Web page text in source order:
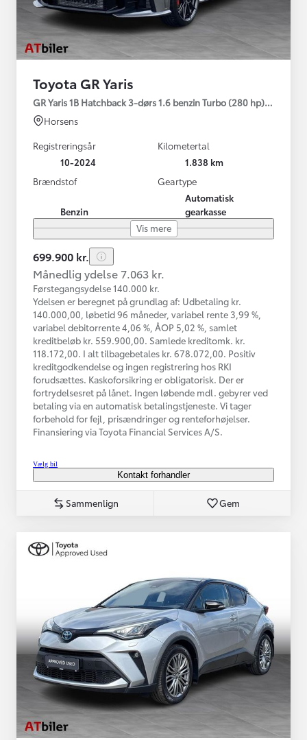
Toyota GR Yaris
GR Yaris 1B Hatchback 3-dørs 1.6 benzin Turbo (280 hp) Aut.
Horsens
Registreringsår
10-2024
Kilometertal
1.838 km
Brændstof
Benzin
Geartype
Automatisk
gearkasse
Vis mere
699.900 kr.
Månedlig ydelse 7.063 kr.
Førstegangsydelse 140.000 kr.
Ydelsen er beregnet på grundlag af: Udbetaling kr.
140.000,00, løbetid 96 måneder, variabel rente 3,99 %,
variabel debitorrente 4,06 %, ÅOP 5,02 %, samlet
kreditbeløb kr. 559.900,00. Samlede kreditomk. kr.
118.172,00. I alt tilbagebetales kr. 678.072,00. Positiv
kreditgodkendelse og ingen registrering hos RKI
forudsættes. Kaskoforsikring er obligatorisk. Der er
fortrydelsesret på lånet. Ingen løbende mdl. gebyrer ved
betaling via en automatisk betalingstjeneste. Vi tager
forbehold for fejl, prisændringer og renteforhøjelser.
Finansiering via Toyota Financial Services A/S.
Vælg bil
Kontakt forhandler
Sammenlign Gem